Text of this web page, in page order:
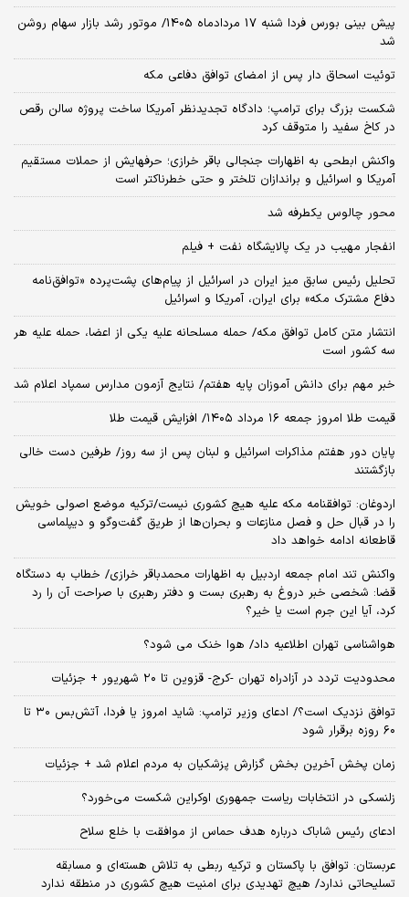
پیش بینی بورس فردا شنبه 17 مردادماه 1405/ موتور رشد بازار سهام روشن
شد
توئیت اسحاق دار پس از امضای توافق دفاعی مکه
شکست بزرگ برای ترامپ؛ دادگاه تجدیدنظر آمریکا ساخت پروژه سالن رقص
در کاخ سفید را متوقف کرد
واکنش ابطحی به اظهارات جنجالی باقر خرازی؛ حرفهایش از حملات مستقیم
آمریکا و اسرائیل و براندازان تلختر و حتی خطرناکتر است
محور چالوس یکطرفه شد
انفجار مهیب در یک پالایشگاه نفت + فیلم
تحلیل رئیس سابق میز ایران در اسرائیل از پیام‌های پشت‌پرده «توافق‌نامه
دفاع مشترک مکه» برای ایران، آمریکا و اسرائیل
انتشار متن کامل توافق مکه/ حمله مسلحانه علیه یکی از اعضا، حمله علیه هر
سه کشور است
خبر مهم برای دانش آموزان پایه هفتم/ نتایج آزمون مدارس سمپاد اعلام شد
قیمت طلا امروز جمعه ۱۶ مرداد ۱۴۰۵/ افزایش قیمت طلا
پایان دور هفتم مذاکرات اسرائیل و لبنان پس از سه روز/ طرفین دست خالی
بازگشتند
اردوغان: توافقنامه مکه علیه هیچ کشوری نیست/ترکیه موضع اصولی خویش
را در قبال حل و فصل منازعات و بحران‌ها از طریق گفت‌وگو و دیپلماسی
قاطعانه ادامه خواهد داد
واکنش تند امام جمعه اردبیل به اظهارات محمدباقر خرازی/ خطاب به دستگاه
قضا: شخصی خبر دروغ به رهبری بست و دفتر رهبری با صراحت آن را رد
کرد، آیا این جرم است یا خیر؟
هواشناسی تهران اطلاعیه داد/ هوا خنک می شود؟
محدودیت تردد در آزادراه تهران -کرج- قزوین تا ۲۰ شهریور + جزئیات
توافق نزدیک است؟/ ادعای وزیر ترامپ: شاید امروز یا فردا، آتش‌بس ۳۰ تا
۶۰ روزه برقرار شود
زمان پخش آخرین بخش گزارش پزشکیان به مردم اعلام شد + جزئیات
زلنسکی در انتخابات ریاست جمهوری اوکراین شکست می‌خورد؟
ادعای رئیس شاباک درباره هدف حماس از موافقت با خلع سلاح
عربستان: توافق با پاکستان و ترکیه ربطی به تلاش هسته‌ای و مسابقه
تسلیحاتی ندارد/ هیچ تهدیدی برای امنیت هیچ کشوری در منطقه ندارد